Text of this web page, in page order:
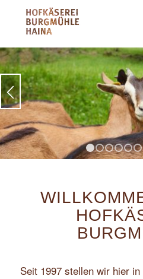
Seit 1997 stellen wir hier